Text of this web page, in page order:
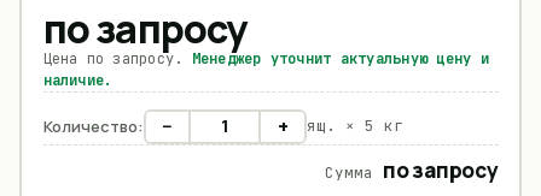
по запросу
Цена по запросу. Менеджер уточнит актуальную цену и
наличие.
Количество: − + ящ. × 5 кг
Сумма по запросу